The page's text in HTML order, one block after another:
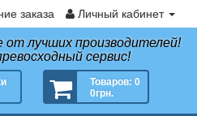
заказа Личный кабинет
от лучших производителей!
сервис!
Товаров: 0
0грн.